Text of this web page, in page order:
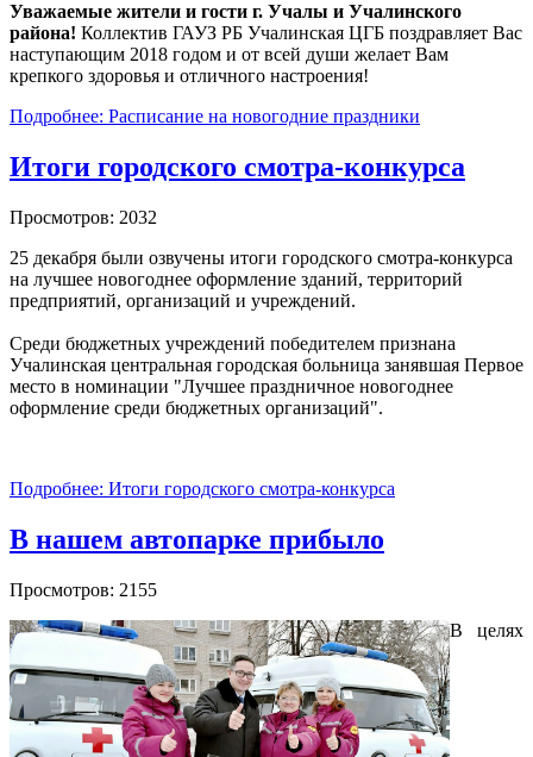
Уважаемые жители и гости г. Учалы и Учалинского
района! Коллектив ГАУЗ РБ Учалинская ЦГБ поздравляет Вас
наступающим 2018 годом и от всей души желает Вам
крепкого здоровья и отличного настроения!
Подробнее: Расписание на новогодние праздники
Итоги городского смотра-конкурса
Просмотров: 2032
25 декабря были озвучены итоги городского смотра-конкурса
на лучшее новогоднее оформление зданий, территорий
предприятий, организаций и учреждений.
Среди бюджетных учреждений победителем признана
Учалинская центральная городская больница занявшая Первое
место в номинации "Лучшее праздничное новогоднее
оформление среди бюджетных организаций".
Подробнее: Итоги городского смотра-конкурса
В нашем автопарке прибыло
Просмотров: 2155
В целях